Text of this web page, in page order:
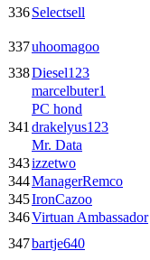
336Selectsell
337uhoomagoo
338Diesel123
marcelbuter1
PC hond
341drakelyus123
Mr. Data
343izzetwo
344ManagerRemco
345IronCazoo
346Virtuan Ambassador
347bartje640